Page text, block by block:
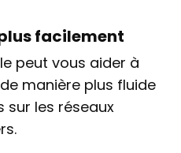
facilement
peut vous aider à
manière plus fluide
sur les réseaux